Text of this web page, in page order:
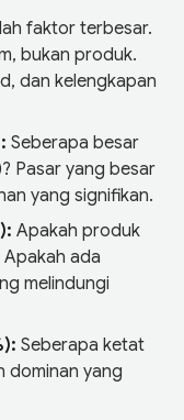
faktor terbesar.
bukan produk.
dan kelengkapan
Seberapa besar
Pasar yang besar
yang signifikan.
Apakah produk
ada
melindungi
Seberapa ketat
dominan yang